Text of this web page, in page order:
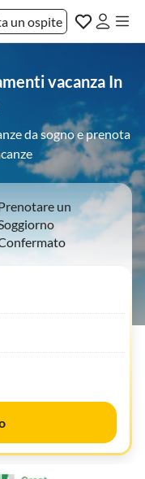
un ospite
vacanza In
da sogno e prenota
un